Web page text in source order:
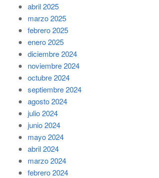
abril 2025
marzo 2025
febrero 2025
enero 2025
diciembre 2024
noviembre 2024
octubre 2024
septiembre 2024
agosto 2024
julio 2024
junio 2024
mayo 2024
abril 2024
marzo 2024
febrero 2024